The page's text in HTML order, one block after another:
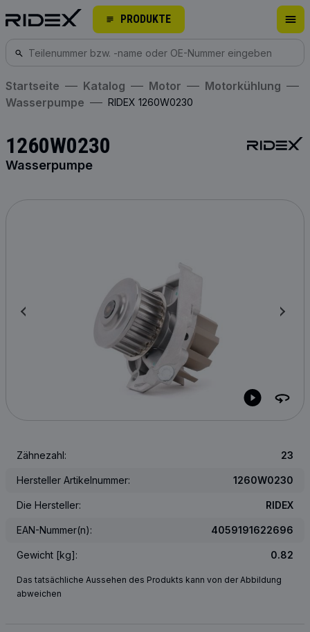
PRODUKTE
Startseite Katalog Motor
Motorkühlung
Wasserpumpe
RIDEX 1260W0230
1260W0230
Wasserpumpe
Zähnezahl: 23
Hersteller Artikelnummer: 1260W0230
Die Hersteller: RIDEX
EAN-Nummer(n): 4059191622696
Gewicht [kg]: 0.82
Das tatsächliche Aussehen des Produkts kann von der Abbildung
abweichen